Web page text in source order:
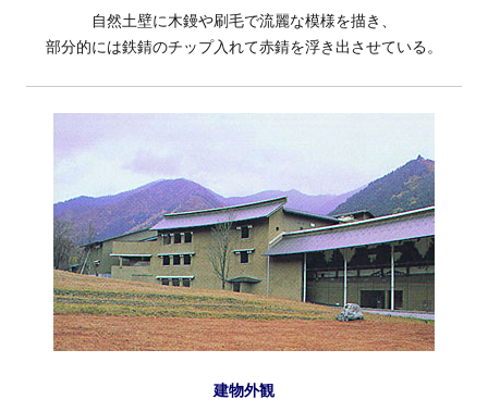
自然土壁に木鏝や刷毛で流麗な模様を描き、
部分的には鉄錆のチップ入れて赤錆を浮き出させている。
建物外観